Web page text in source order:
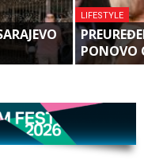
LIFESTYLE
PONOVO